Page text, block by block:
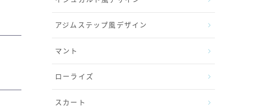
アジムステップ風デザイン
マント
ローライズ
スカート